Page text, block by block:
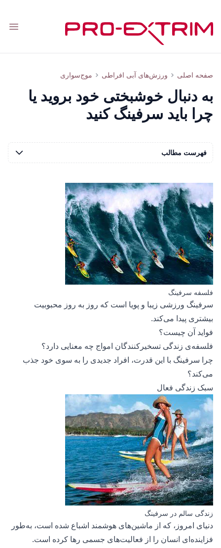
صفحه اصلی ورزش‌های آبی افراطی موج‌سواری سرفینگ چه تاثیری بر روح و جسم دارد: فلسفه‌ی سرفینگ از جان بال تا جری لوپز
به دنبال خوشبختی خود بروید یا
چرا باید سرفینگ کنید
فلسفه سرفینگ
سرفینگ ورزشی زیبا و پویا است که روز به روز محبوبیت
بیشتری پیدا می‌کند.
فواید آن چیست؟
فلسفه‌ی زندگی تسخیرکنندگان امواج چه معنایی دارد؟
چرا سرفینگ با این قدرت، افراد جدیدی را به سوی خود جذب
می‌کند؟
سبک زندگی فعال
زندگی سالم در سرفینگ
دنیای امروز، که از ماشین‌های هوشمند اشباع شده است، به‌طور
فزاینده‌ای انسان را از فعالیت‌های جسمی رها کرده است.
فهرست مطالب